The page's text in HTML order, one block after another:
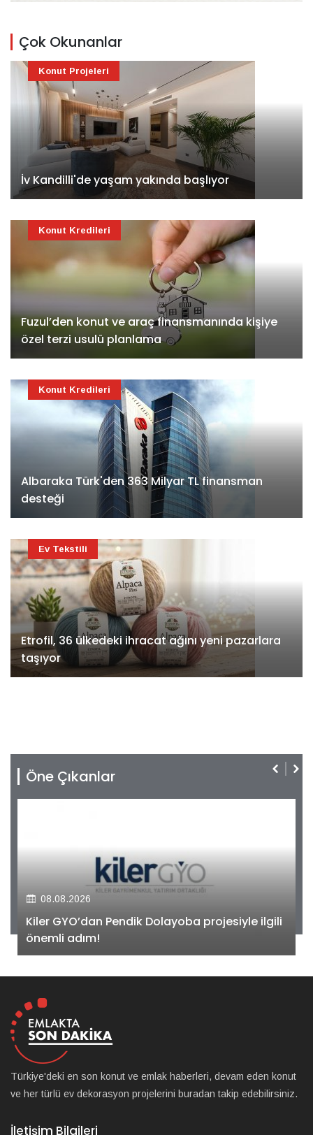
Çok Okunanlar
İv Kandilli'de yaşam yakında başlıyor
Konut Projeleri
Fuzul’den konut ve araç finansmanında kişiye
özel terzi usulü planlama
Konut Kredileri
Albaraka Türk'den 363 Milyar TL finansman
desteği
Konut Kredileri
Etrofil, 36 ülkedeki ihracat ağını yeni pazarlara
taşıyor
Ev Tekstili
Öne Çıkanlar
08.08.2026
Kiler GYO’dan Pendik Dolayoba projesiyle ilgili
önemli adım!
Türkiye'deki en son konut ve emlak haberleri, devam eden konut
ve her türlü ev dekorasyon projelerini buradan takip edebilirsiniz.
İletişim Bilgileri